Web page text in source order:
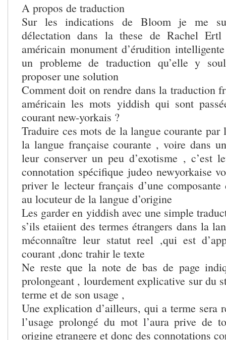
A propos de traduction
Sur les indications de Bloom je me
délectation dans la these de Rachel
américain monument d’érudition
un probleme de traduction qu’elle y
proposer une solution
Comment doit on rendre dans la traduction
américain les mots yiddish qui sont
courant new-yorkais ?
Traduire ces mots de la langue courante par
la langue française courante , voire dans
leur conserver un peu d’exotisme , c’est
connotation spécifique judeo newyorkaise
priver le lecteur français d’une
au locuteur de la langue d’origine
Les garder en yiddish avec une simple
s’ils etaiient des termes étrangers dans la
méconnaître leur statut reel ,qui est
courant ,donc trahir le texte
Ne reste que la note de bas de page
prolongeant , lourdement explicative sur du
terme et de son usage ,
Une explication d’ailleurs, qui a terme sera
l’usage prolongé du mot l’aura prive de
origine etrangere et donc des connotations